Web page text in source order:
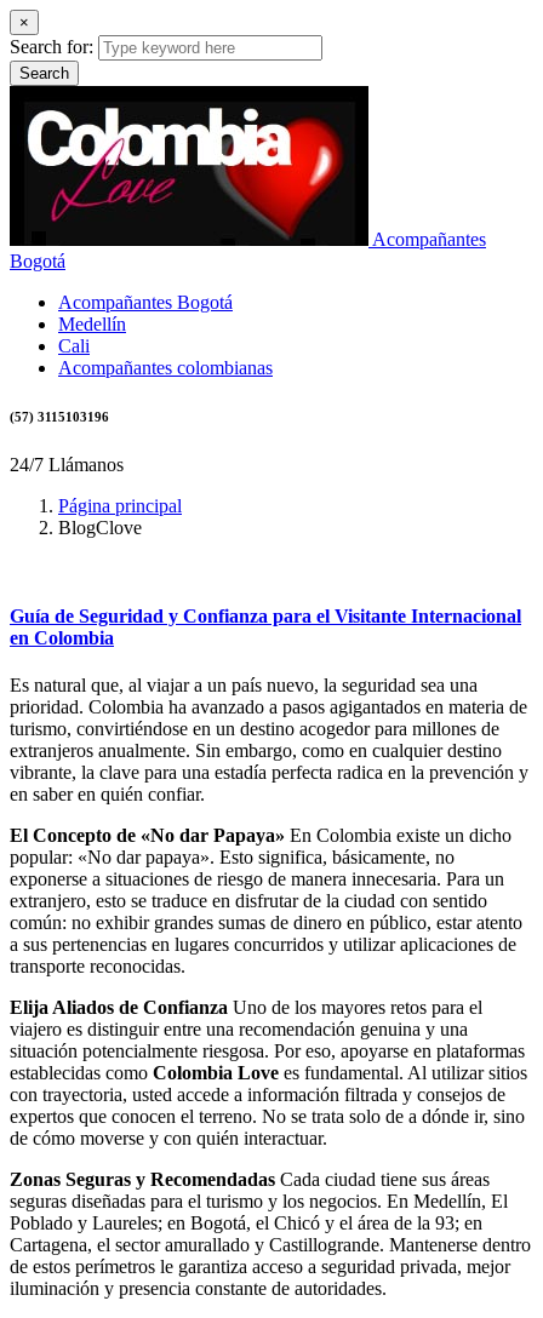
×
Search for:
Search
Acompañantes
Bogotá
Acompañantes Bogotá
Medellín
Cali
Acompañantes colombianas
(57) 3115103196
24/7 Llámanos
Página principal
BlogClove
Guía de Seguridad y Confianza para el Visitante Internacional
en Colombia
Es natural que, al viajar a un país nuevo, la seguridad sea una
prioridad. Colombia ha avanzado a pasos agigantados en materia de
turismo, convirtiéndose en un destino acogedor para millones de
extranjeros anualmente. Sin embargo, como en cualquier destino
vibrante, la clave para una estadía perfecta radica en la prevención y
en saber en quién confiar.
El Concepto de «No dar Papaya» En Colombia existe un dicho
popular: «No dar papaya». Esto significa, básicamente, no
exponerse a situaciones de riesgo de manera innecesaria. Para un
extranjero, esto se traduce en disfrutar de la ciudad con sentido
común: no exhibir grandes sumas de dinero en público, estar atento
a sus pertenencias en lugares concurridos y utilizar aplicaciones de
transporte reconocidas.
Elija Aliados de Confianza Uno de los mayores retos para el
viajero es distinguir entre una recomendación genuina y una
situación potencialmente riesgosa. Por eso, apoyarse en plataformas
establecidas como Colombia Love es fundamental. Al utilizar sitios
con trayectoria, usted accede a información filtrada y consejos de
expertos que conocen el terreno. No se trata solo de a dónde ir, sino
de cómo moverse y con quién interactuar.
Zonas Seguras y Recomendadas Cada ciudad tiene sus áreas
seguras diseñadas para el turismo y los negocios. En Medellín, El
Poblado y Laureles; en Bogotá, el Chicó y el área de la 93; en
Cartagena, el sector amurallado y Castillogrande. Mantenerse dentro
de estos perímetros le garantiza acceso a seguridad privada, mejor
iluminación y presencia constante de autoridades.